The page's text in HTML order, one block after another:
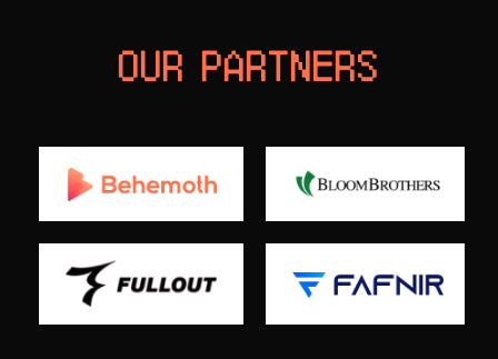
OUR PARTNERS